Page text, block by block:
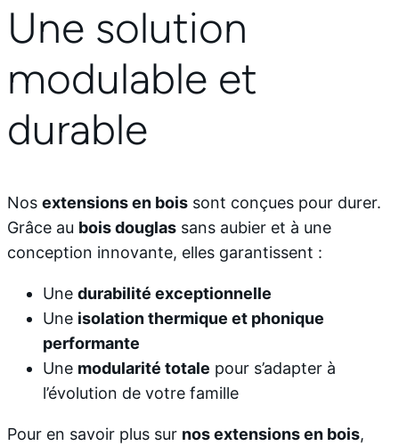
Une solution
modulable et
durable
Nos extensions en bois sont conçues pour durer.
Grâce au bois douglas sans aubier et à une
conception innovante, elles garantissent :
Une durabilité exceptionnelle
Une isolation thermique et phonique
performante
Une modularité totale pour s’adapter à
l’évolution de votre famille
Pour en savoir plus sur nos extensions en bois,